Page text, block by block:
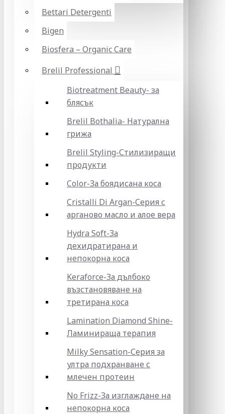
Bettari Detergenti
Bigen
Biosfera – Organic Care
Brelil Professional
Biotreatment Beauty- за
блясък
Brelil Bothalia- Натурална
грижа
Brelil Styling-Стилизиращи
продукти
Color-За боядисана коса
Cristalli Di Argan-Серия с
арганово масло и алое вера
Hydra Soft-За
дехидратирана и
непокорна коса
Keraforce-За дълбоко
възстановяване на
третирана коса
Lamination Diamond Shine-
Ламинираща терапия
Milky Sensation-Серия за
ултра подхранване с
млечен протеин
No Frizz-За изглаждане на
непокорна коса